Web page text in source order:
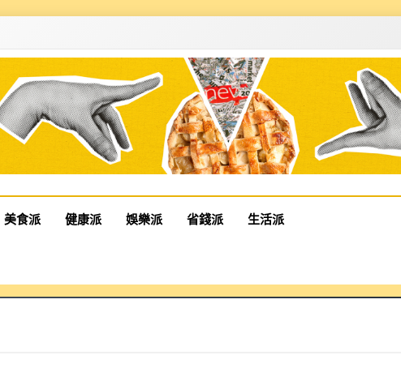
美食派 健康派 娛樂派 省錢派 生活派